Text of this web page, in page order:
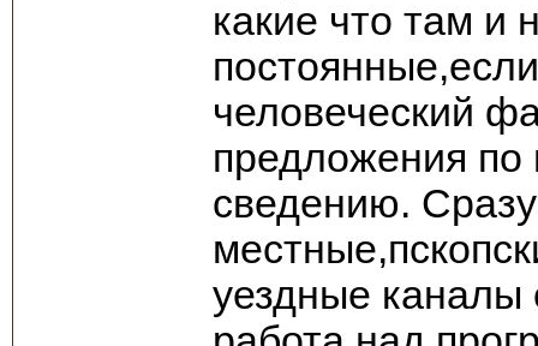
какие что там и
человеческий
предложения по
сведению.
уездные каналы